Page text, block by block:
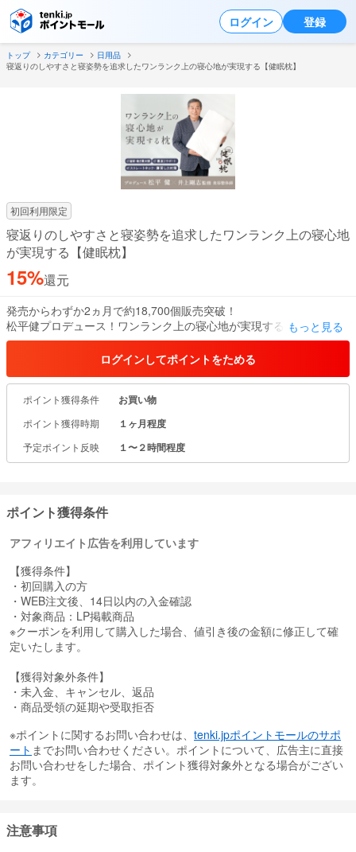
ログイン 登録
トップ カテゴリー
日用品
寝返りのしやすさと寝姿勢を追求したワンランク上の寝心地が実現する【健眠枕】
初回利用限定
寝返りのしやすさと寝姿勢を追求したワンランク上の寝心地
が実現する【健眠枕】
15%還元
発売からわずか2ヵ月で約18,700個販売突破！
松平健プロデュース！ワンランク上の寝心地が実現する"寝返りのし
やすさ"と"寝姿勢"を追求した枕。
整体理論にこだわった独特な形で理想の寝姿勢を保ち、睡眠時の身
体のこわばりや緊張の緩和を目指します。
整体理論から3つの形状にこだわりました。
・猫背・巻き肩対策
一般的な枕は枕に肩が乗らないため、
横向きに寝ると肩が丸まってしまい肩まわりの筋肉がこわばってし
ートし、寝姿勢を整えます。
・ストレートネック・寝苦しさ対策
枕に突起をつけたことで胸椎に突起が当たり、首をしっかりと支え
てくれます。
胸が開きやすくなるので寝苦しさが軽減される事が期待できます。
・スムーズな寝返りをサポート
枕の中央と両サイドを高くしたことで、スムーズな寝返りをサポー
トします。
もっと見る
ログインしてポイントをためる
ポイント獲得条件 お買い物
ポイント獲得時期 １ヶ月程度
予定ポイント反映 １〜２時間程度
ポイント獲得条件
アフィリエイト広告を利用しています
【獲得条件】
・初回購入の方
・WEB注文後、14日以内の入金確認
・対象商品：LP掲載商品
※クーポンを利用して購入した場合、値引き後の金額に修正して確
定いたします。
【獲得対象外条件】
・未入金、キャンセル、返品
・商品受領の延期や受取拒否
※ポイントに関するお問い合わせは、 tenki.jpポイントモールのサポ
ート までお問い合わせください。ポイントについて、広告主に直接
お問い合わせをした場合、ポイント獲得対象外となる場合がござい
ます。
注意事項